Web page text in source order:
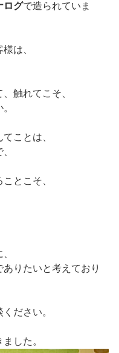
ログで造られていま
は、
触れてこそ、
ことは、
とこそ、
りたいと考えており
ださい。
した。